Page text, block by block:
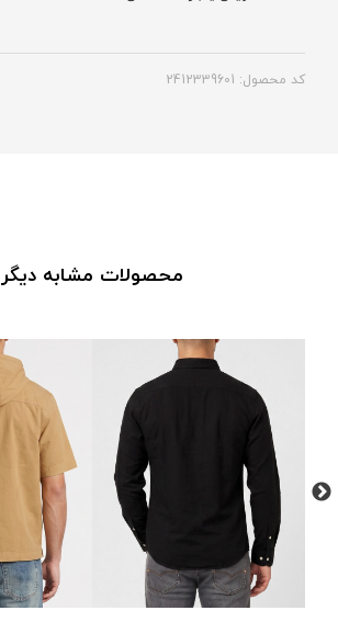
کد محصول: 2412339601
محصولات مشابه دیگر